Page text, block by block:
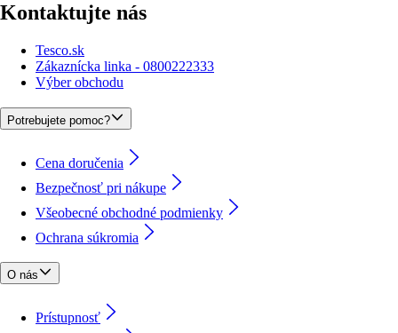
Kontaktujte nás
Tesco.sk
Zákaznícka linka - 0800222333
Výber obchodu
Potrebujete pomoc?
Cena doručenia
Bezpečnosť pri nákupe
Všeobecné obchodné podmienky
Ochrana súkromia
O nás
Prístupnosť